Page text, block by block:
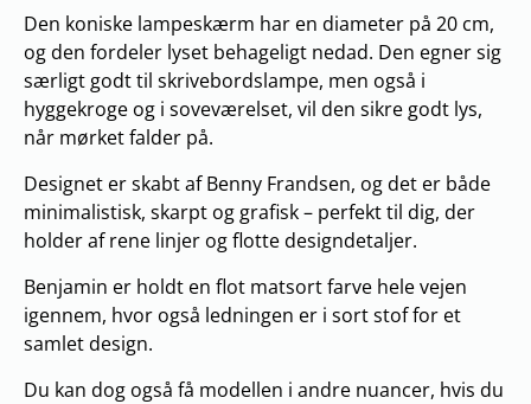
Den koniske lampeskærm har en diameter på 20 cm,
og den fordeler lyset behageligt nedad. Den egner sig
særligt godt til skrivebordslampe, men også i
hyggekroge og i soveværelset, vil den sikre godt lys,
når mørket falder på.
Designet er skabt af Benny Frandsen, og det er både
minimalistisk, skarpt og grafisk – perfekt til dig, der
holder af rene linjer og flotte designdetaljer.
Benjamin er holdt en flot matsort farve hele vejen
igennem, hvor også ledningen er i sort stof for et
samlet design.
Du kan dog også få modellen i andre nuancer, hvis du